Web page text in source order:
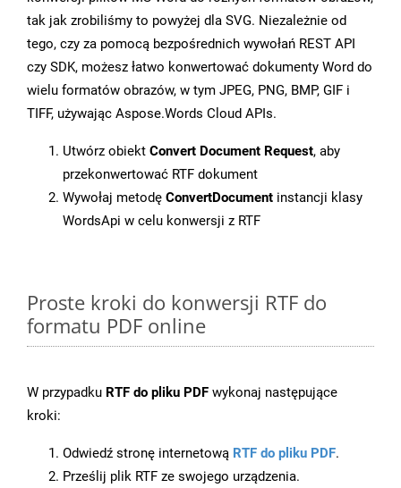
tak jak zrobiliśmy to powyżej dla SVG. Niezależnie od
tego, czy za pomocą bezpośrednich wywołań REST API
czy SDK, możesz łatwo konwertować dokumenty Word do
wielu formatów obrazów, w tym JPEG, PNG, BMP, GIF i
TIFF, używając Aspose.Words Cloud APIs.
Utwórz obiekt Convert Document Request, aby
przekonwertować RTF dokument
Wywołaj metodę ConvertDocument instancji klasy
WordsApi w celu konwersji z RTF
Proste kroki do konwersji RTF do
formatu PDF online
W przypadku RTF do pliku PDF wykonaj następujące
kroki:
Odwiedź stronę internetową RTF do pliku PDF.
Prześlij plik RTF ze swojego urządzenia.